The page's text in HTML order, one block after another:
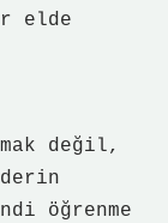
elde
değil,
öğrenme